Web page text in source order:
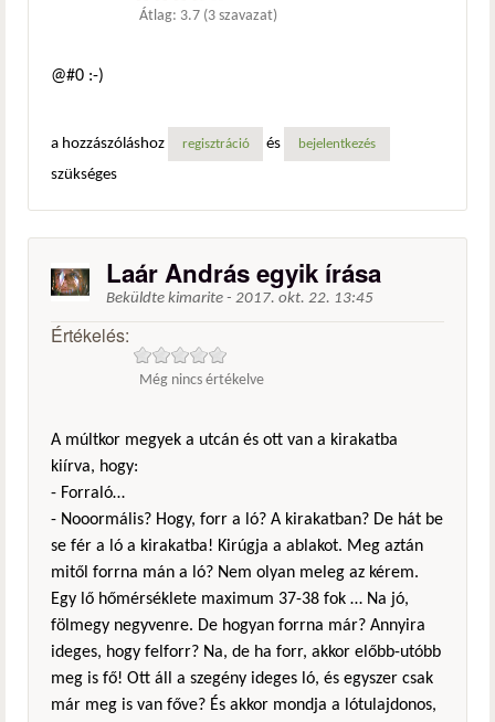
Átlag: 3.7 (3 szavazat)
@#0 :-)
a hozzászóláshoz regisztráció és bejelentkezés
szükséges
Laár András egyik írása
Beküldte kimarite - 2017. okt. 22. 13:45
Értékelés:
Még nincs értékelve
A múltkor megyek a utcán és ott van a kirakatba
kiírva, hogy:
- Forraló…
- Nooormális? Hogy, forr a ló? A kirakatban? De hát be
se fér a ló a kirakatba! Kirúgja a ablakot. Meg aztán
mitől forrna mán a ló? Nem olyan meleg az kérem.
Egy lő hőmérséklete maximum 37-38 fok … Na jó,
fölmegy negyvenre. De hogyan forrna már? Annyira
ideges, hogy felforr? Na, de ha forr, akkor előbb-utóbb
meg is fő! Ott áll a szegény ideges ló, és egyszer csak
már meg is van főve? És akkor mondja a lótulajdonos,